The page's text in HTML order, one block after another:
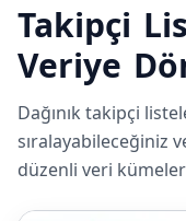
Takipçi
Veriye
Dağınık takipçi
sıralayabileceğiniz
düzenli veri